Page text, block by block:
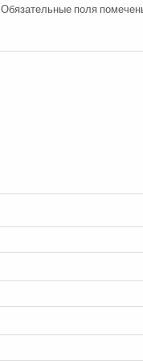
Обязательные поля